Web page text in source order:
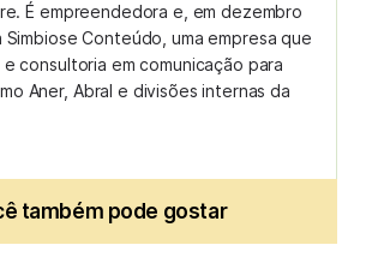
É empreendedora e, em dezembro
Simbiose Conteúdo, uma empresa que
consultoria em comunicação para
Aner, Abral e divisões internas da
também pode gostar